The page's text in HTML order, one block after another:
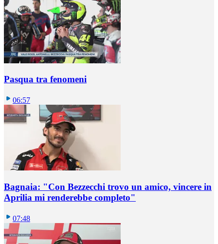
Pasqua tra fenomeni
06:57
Bagnaia: "Con Bezzecchi trovo un amico, vincere in
Aprilia mi renderebbe completo"
07:48